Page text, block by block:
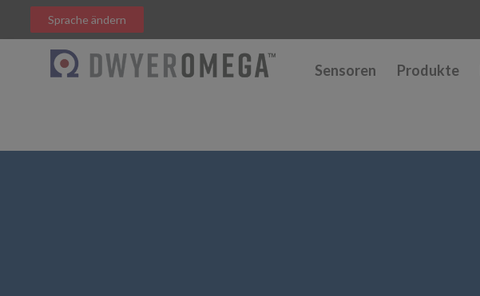
Sprache ändern
Sensoren Produkte